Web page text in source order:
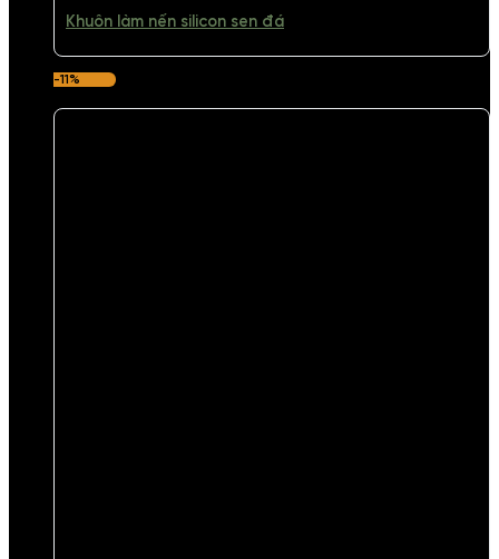
Khuôn làm nến silicon sen đá
-11%